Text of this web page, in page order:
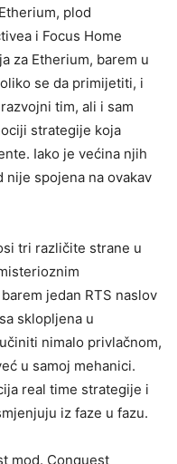
plod
i Focus Home
za Etherium, barem u
se da primijetiti, i
tim, ali i sam
strategije koja
Iako je većina njih
nije spojena na ovakav
tri različite strane u
jedan RTS naslov
sklopljena u
nimalo privlačnom,
u samoj mehanici.
real time strategije i
iz faze u fazu.
mod. Conquest